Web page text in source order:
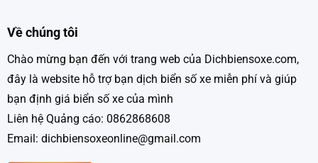
Về chúng tôi
Chào mừng bạn đến với trang web của Dichbiensoxe.com,
đây là website hỗ trợ bạn dịch biển số xe miễn phí và giúp
bạn định giá biển số xe của mình
Liên hệ Quảng cáo: 0862868608
Email: dichbiensoxeonline@gmail.com